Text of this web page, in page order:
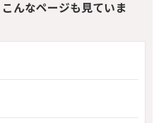
んなページも見ていま